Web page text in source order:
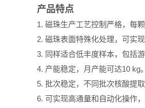
产品特点
1. 磁珠生产工艺控制严格，每
2. 磁珠表面特殊化处理，可实
3. 同样适合低丰度样本，包括
4. 产能稳定，月产能可达10 kg。
5. 批次稳定，不同批次核酸提取
6. 可实现高通量和自动化操作